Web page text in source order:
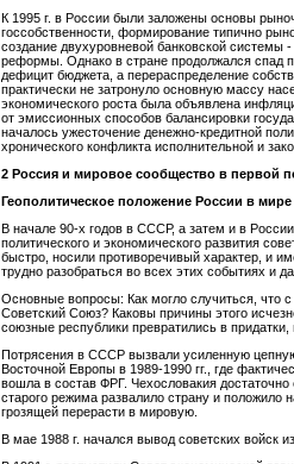
К 1995 г. в России были заложены основы
госсобственности, формирование типично
создание двухуровневой банковской системы
реформы. Однако в стране продолжался спад
дефицит бюджета, а перераспределение
практически не затронуло основную массу
экономического роста была объявлена
от эмиссионных способов балансировки
началось ужесточение денежно-кредитной
хронического конфликта исполнительной и
2 Россия и мировое сообщество в первой
Геополитическое положение России в
В начале 90-х годов в СССР, а затем и в
политического и экономического развития
быстро, носили противоречивый характер, и
трудно разобраться во всех этих событиях и
Основные вопросы: Как могло случиться, что
Советский Союз? Каковы причины этого
союзные республики превратились в
Потрясения в СССР вызвали усиленную
Восточной Европы в 1989-1990 гг., где
вошла в состав ФРГ. Чехословакия
старого режима развалило страну и положило
грозящей перерасти в мировую.
В мае 1988 г. начался вывод советских войск